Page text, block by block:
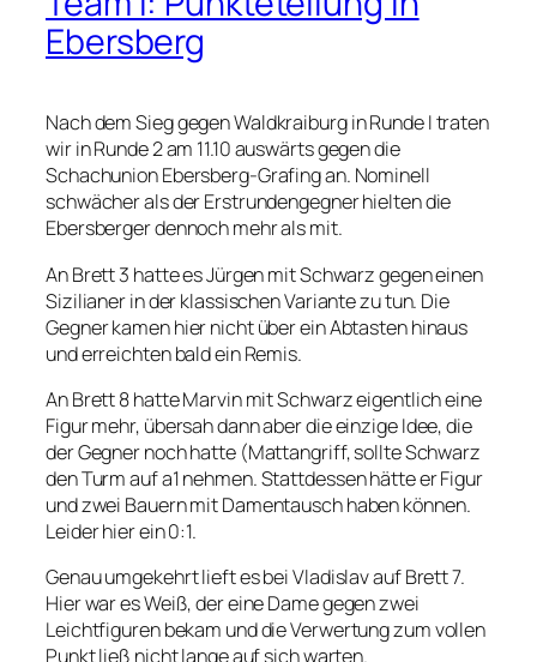
Ebersberg
Nach dem Sieg gegen Waldkraiburg in Runde I traten
wir in Runde 2 am 11.10 auswärts gegen die
Schachunion Ebersberg-Grafing an. Nominell
schwächer als der Erstrundengegner hielten die
Ebersberger dennoch mehr als mit.
An Brett 3 hatte es Jürgen mit Schwarz gegen einen
Sizilianer in der klassischen Variante zu tun. Die
Gegner kamen hier nicht über ein Abtasten hinaus
und erreichten bald ein Remis.
An Brett 8 hatte Marvin mit Schwarz eigentlich eine
Figur mehr, übersah dann aber die einzige Idee, die
der Gegner noch hatte (Mattangriff, sollte Schwarz
den Turm auf a1 nehmen. Stattdessen hätte er Figur
und zwei Bauern mit Damentausch haben können.
Leider hier ein 0:1.
Genau umgekehrt lieft es bei Vladislav auf Brett 7.
Hier war es Weiß, der eine Dame gegen zwei
Leichtfiguren bekam und die Verwertung zum vollen
Punkt ließ nicht lange auf sich warten.